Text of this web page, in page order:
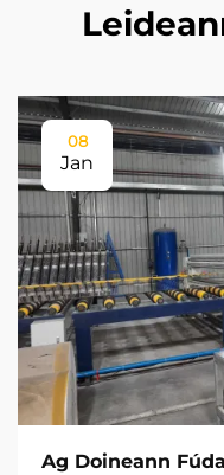
08
Jan
Ag Doineann